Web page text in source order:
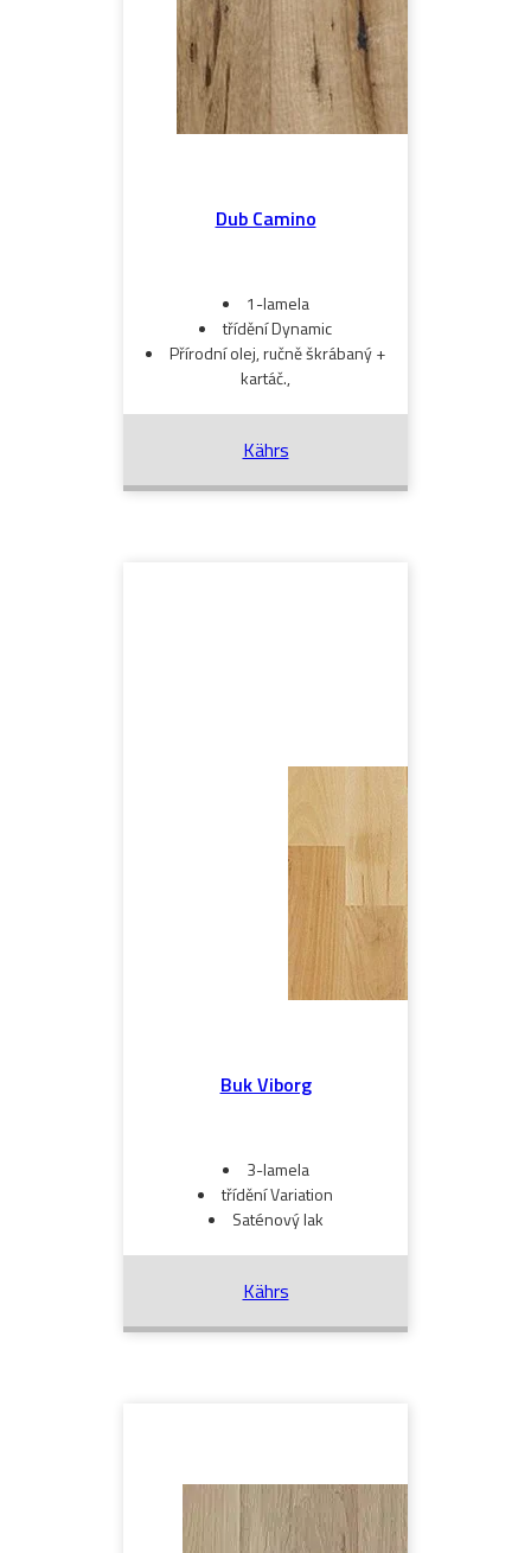
Dub Camino
1-lamela
třídění Dynamic
Přírodní olej, ručně škrábaný +
kartáč.,
Kährs
Buk Viborg
3-lamela
třídění Variation
Saténový lak
Kährs